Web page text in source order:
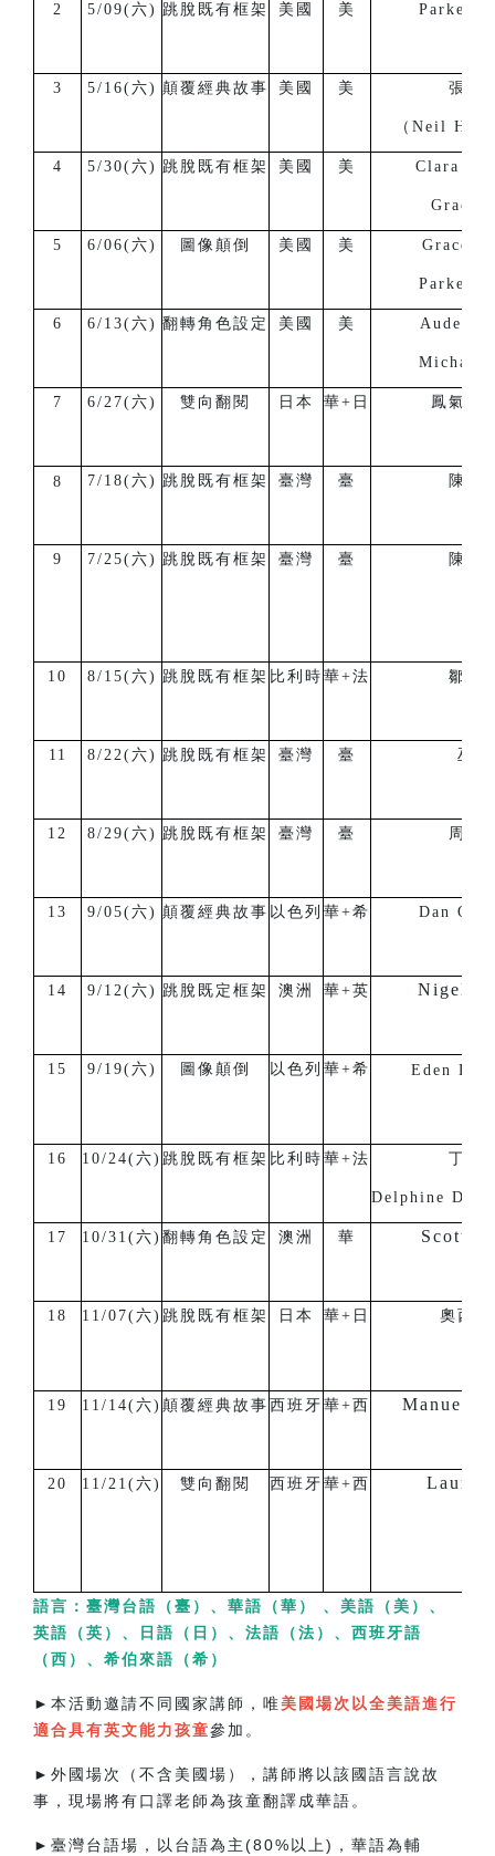
2 5/09(六) 跳脫既有框架 美國 美 Parker
3 5/16(六) 顛覆經典故事 美國 美 張子
（Neil H.
4 5/30(六) 跳脫既有框架 美國 美 Clara
Grace
5 6/06(六) 圖像顛倒 美國 美 Grace
Parker
6 6/13(六) 翻轉角色設定 美國 美 Auden
Michael
7 6/27(六) 雙向翻閱 日本 華+日 鳳氣至
8 7/18(六) 跳脫既有框架 臺灣 臺 陳正
9 7/25(六) 跳脫既有框架 臺灣 臺 陳韋
10 8/15(六) 跳脫既有框架 比利時 華+法 鄒宏
11 8/22(六) 跳脫既有框架 臺灣 臺 巫瓦
12 8/29(六) 跳脫既有框架 臺灣 臺 周祐
13 9/05(六) 顛覆經典故事 以色列 華+希 Dan
14 9/12(六) 跳脫既定框架 澳洲 華+英 Nigel
15 9/19(六) 圖像顛倒 以色列 華+希 Eden
16 10/24(六) 跳脫既有框架 比利時 華+法 丁徳
Delphine De
17 10/31(六) 翻轉角色設定 澳洲 華 Scott
18 11/07(六) 跳脫既有框架 日本 華+日 奧西
19 11/14(六) 顛覆經典故事 西班牙 華+西 Manuel
20 11/21(六) 雙向翻閱 西班牙 華+西 Laura
語言：臺灣台語（臺）、華語（華） 、美語（美）、
英語（英）、日語（日）、法語（法）、西班牙語
（西）、希伯來語（希）
► 本活動邀請不同國家講師，唯美國場次以全美語進行
適合具有英文能力孩童參加。
► 外國場次（不含美國場），講師將以該國語言說故
事，現場將有口譯老師為孩童翻譯成華語。
► 臺灣台語場，以台語為主(80%以上)，華語為輔